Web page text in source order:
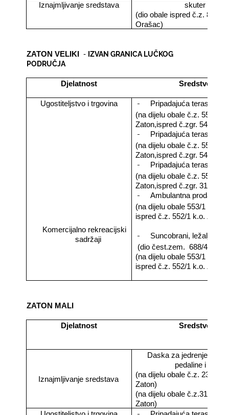
Iznajmljivanje sredstava
skuter
(dio obale ispred č.z. 891/2
Orašac)
ZATON VELIKI - IZVAN GRANICA LUČKOG
PODRUČJA
Djelatnost Sredstvo
Ugostiteljstvo i trgovina
Komercijalno rekreacijski
sadržaji
-
Pripadajuća terasa
(na dijelu obale č.z. 553/1
Zaton,ispred č.zgr. 546/3
-
Pripadajuća terasa
(na dijelu obale č.z. 553/1
Zaton,ispred č.zgr. 547 k.o.
-
Pripadajuća terasa
(na dijelu obale č.z. 553/5
Zaton,ispred č.zgr. 3188
-
Ambulantna prodaja
(na dijelu obale 553/1 k.o.
ispred č.z. 552/1 k.o. Zaton
-
Suncobrani, ležaljke
(dio čest.zem. 688/4 k.o.
(na dijelu obale 553/1 k.o.
ispred č.z. 552/1 k.o. Zaton
ZATON MALI
Djelatnost Sredstvo
Iznajmljivanje sredstava
Daska za jedrenje,
pedaline i sl.
(na dijelu obale č.z. 2378
Zaton)
(na dijelu obale č.z.3189/1
Zaton)